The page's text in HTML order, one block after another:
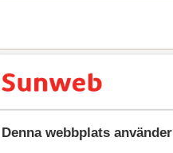
Denna webbplats
för detta boende.